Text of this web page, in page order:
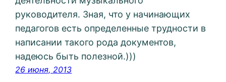
руководителя. Зная, что у начинающих
педагогов есть определенные трудности в
написании такого рода документов,
надеюсь быть полезной.)))
26 июня, 2013